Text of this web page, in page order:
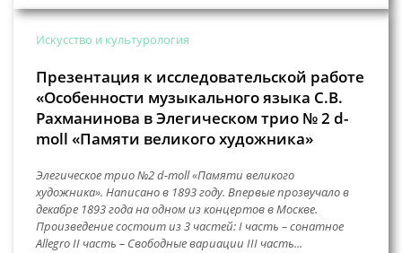
Искусство и культурология
Презентация к исследовательской работе
«Особенности музыкального языка С.В.
Рахманинова в Элегическом трио № 2 d-
moll «Памяти великого художника»
Элегическое трио №2 d-moll «Памяти великого
художника». Написано в 1893 году. Впервые прозвучало в
декабре 1893 года на одном из концертов в Москве.
Произведение состоит из 3 частей: I часть – сонатное
Allegro II часть – Свободные вариации III часть...